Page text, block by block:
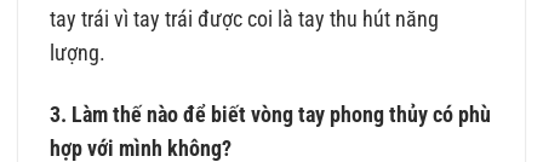
tay trái vì tay trái được coi là tay thu hút năng
lượng.
3. Làm thế nào để biết vòng tay phong thủy có phù
hợp với mình không?